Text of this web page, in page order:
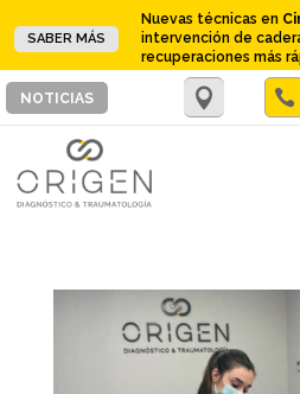
SABER MÁS
Nuevas técnicas en
intervención de
recuperaciones más
NOTICIAS 